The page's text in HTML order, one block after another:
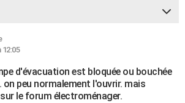
d'évacuation est bloquée ou bouchée
on peu normalement l'ouvrir. mais
le forum électroménager.